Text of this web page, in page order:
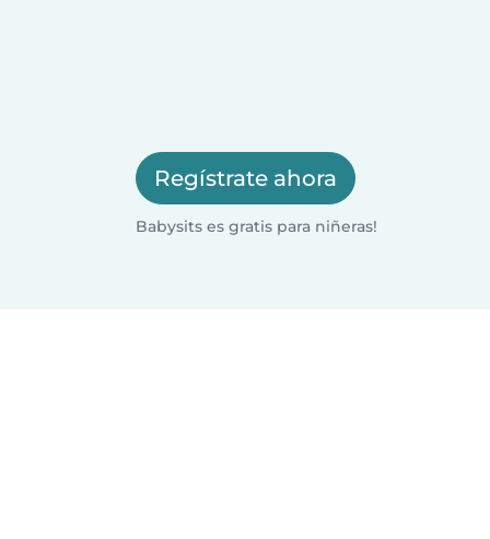
Regístrate ahora
Babysits es gratis para niñeras!